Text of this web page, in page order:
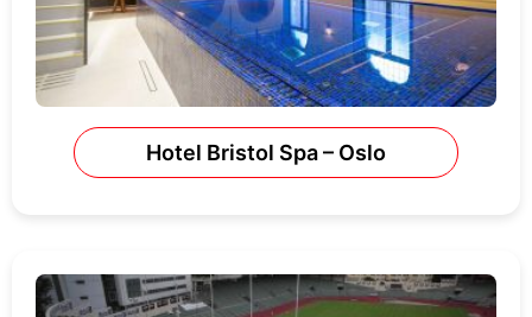
Hotel Bristol Spa – Oslo